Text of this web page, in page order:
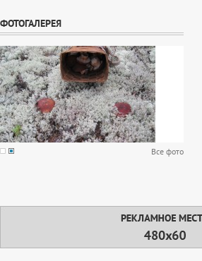
ФОТОГАЛЕРЕЯ
Все фото